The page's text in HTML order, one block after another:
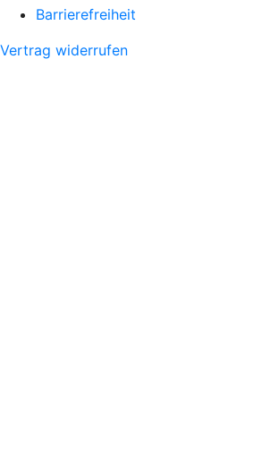
Barrierefreiheit
Vertrag widerrufen